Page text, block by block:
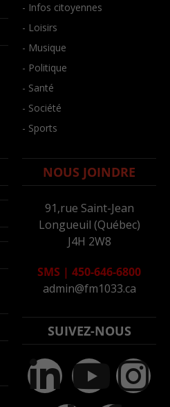
- Infos citoyennes
- Loisirs
- Musique
- Politique
- Santé
- Société
- Sports
NOUS JOINDRE
91,rue Saint-Jean
Longueuil (Québec)
J4H 2W8
SMS | 450-646-6800
admin@fm1033.ca
SUIVEZ-NOUS